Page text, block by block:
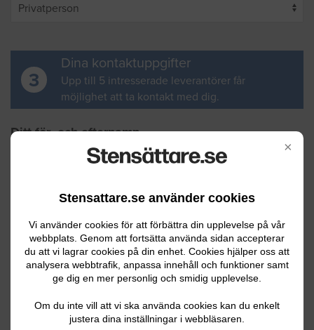
×
Stensattare.se använder cookies
Vi använder cookies för att förbättra din upplevelse på vår
webbplats. Genom att fortsätta använda sidan accepterar
du att vi lagrar cookies på din enhet. Cookies hjälper oss att
analysera webbtrafik, anpassa innehåll och funktioner samt
ge dig en mer personlig och smidig upplevelse.
Om du inte vill att vi ska använda cookies kan du enkelt
justera dina inställningar i webbläsaren.
3
Dina kontaktuppgifter
Upp till 5 intresserade leverantörer får
möjlighet att ta kontakt med dig.
Ditt för- och efternamn
Din e-postadress
Ditt telefonnummer